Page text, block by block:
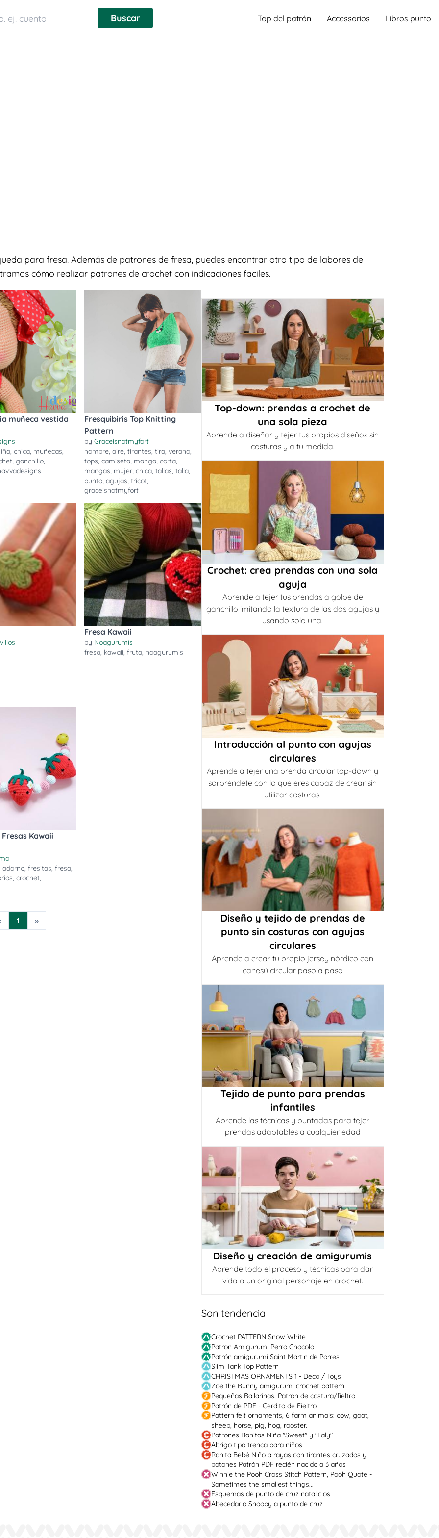
Top del patrón Accessorios Libros punto
para fresa. Además de patrones de fresa, puedes encontrar otro tipo de labores de
cómo realizar patrones de crochet con indicaciones faciles.
muñeca vestida
,chica, muñecas,
,ganchillo,
Fresquibiris Top Knitting
Pattern
byGraceisnotmyfort
hombre,aire,tirantes,tira,verano,
tops,camiseta, manga,corta,
mangas, mujer,chica,tallas,talla,
punto,agujas,tricot,
graceisnotmyfort
Fresa Kawaii
by Noagurumis
fresa, kawaii,fruta, noagurumis
Kawaii
adorno,fresitas,fresa,
,crochet,
1 »
Top-down: prendas a crochet de
una sola pieza
Aprende a diseñar y tejer tus propios diseños sin
costuras y a tu medida.
Crochet: crea prendas con una sola
aguja
Aprende a tejer tus prendas a golpe de
ganchillo imitando la textura de las dos agujas y
usando solo una.
Introducción al punto con agujas
circulares
Aprende a tejer una prenda circular top-down y
sorpréndete con lo que eres capaz de crear sin
utilizar costuras.
Diseño y tejido de prendas de
punto sin costuras con agujas
circulares
Aprende a crear tu propio jersey nórdico con
canesú circular paso a paso
Tejido de punto para prendas
infantiles
Aprende las técnicas y puntadas para tejer
prendas adaptables a cualquier edad
Diseño y creación de amigurumis
Aprende todo el proceso y técnicas para dar
vida a un original personaje en crochet.
Son tendencia
Crochet PATTERN Snow White
Patron Amigurumi Perro Chocolo
Patrón amigurumi Saint Martin de Porres
Slim Tank Top Pattern
CHRISTMAS ORNAMENTS 1 - Deco / Toys
Zoe the Bunny amigurumi crochet pattern
Pequeñas Bailarinas. Patrón de costura/fieltro
Patrón de PDF - Cerdito de Fieltro
Pattern felt ornaments, 6 farm animals: cow, goat,
sheep, horse, pig, hog, rooster.
Patrones Ranitas Niña "Sweet" y "Laly"
Abrigo tipo trenca para niños
Ranita Bebé Niño a rayas con tirantes cruzados y
botones Patrón PDF recién nacido a 3 años
Winnie the Pooh Cross Stitch Pattern, Pooh Quote -
Sometimes the smallest things...
Esquemas de punto de cruz natalicios
Abecedario Snoopy a punto de cruz